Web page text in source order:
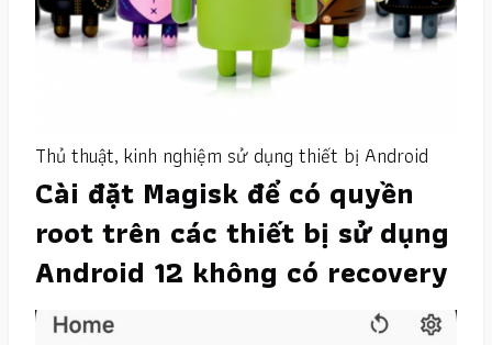
Thủ thuật, kinh nghiệm sử dụng thiết bị Android
Cài đặt Magisk để có quyền
root trên các thiết bị sử dụng
Android 12 không có recovery